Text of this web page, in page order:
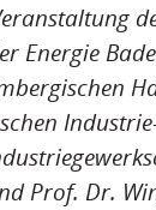
Energie
Prof. Dr.